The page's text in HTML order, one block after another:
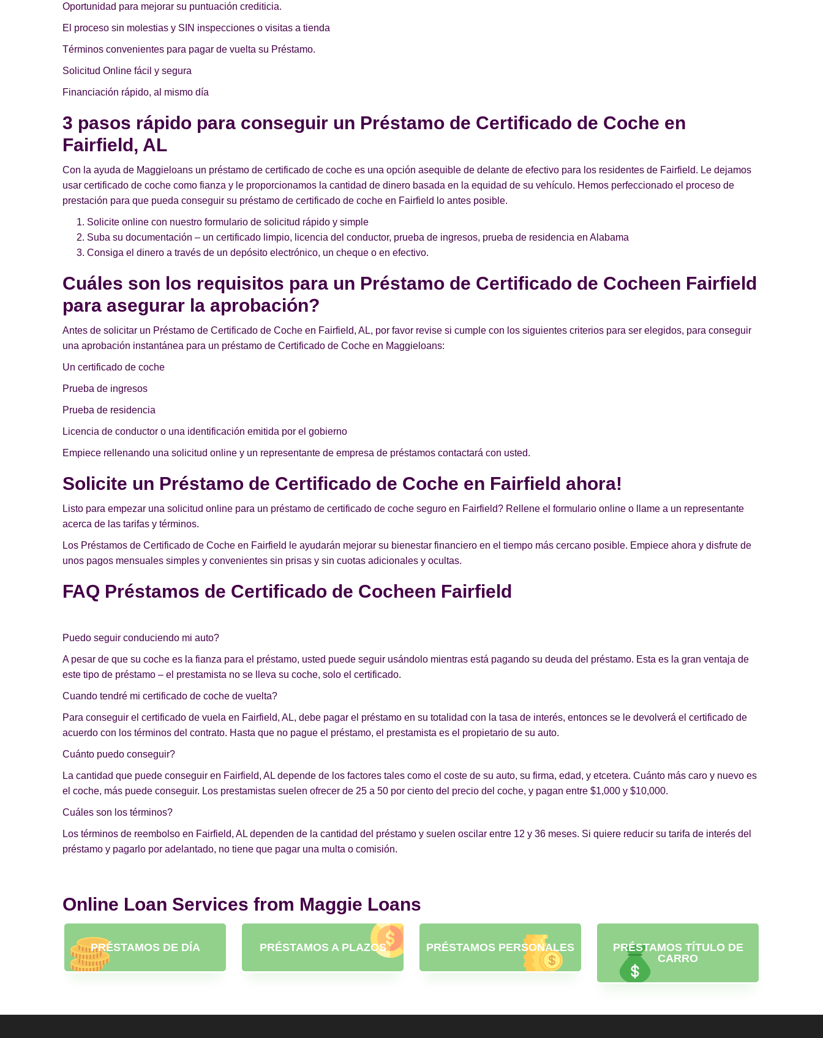
Oportunidad para mejorar su puntuación crediticia.
El proceso sin molestias y SIN inspecciones o visitas a tienda
Términos convenientes para pagar de vuelta su Préstamo.
Solicitud Online fácil y segura
Financiación rápido, al mismo día
3 pasos rápido para conseguir un Préstamo de Certificado de Coche en
Fairfield, AL
Con la ayuda de Maggieloans un préstamo de certificado de coche es una opción asequible de delante de efectivo para los residentes de Fairfield. Le dejamos
usar certificado de coche como fianza y le proporcionamos la cantidad de dinero basada en la equidad de su vehículo. Hemos perfeccionado el proceso de
prestación para que pueda conseguir su préstamo de certificado de coche en Fairfield lo antes posible.
Solicite online con nuestro formulario de solicitud rápido y simple
Suba su documentación – un certificado limpio, licencia del conductor, prueba de ingresos, prueba de residencia en Alabama
Consiga el dinero a través de un depósito electrónico, un cheque o en efectivo.
Cuáles son los requisitos para un Préstamo de Certificado de Cocheen Fairfield
para asegurar la aprobación?
Antes de solicitar un Préstamo de Certificado de Coche en Fairfield, AL, por favor revise si cumple con los siguientes criterios para ser elegidos, para conseguir
una aprobación instantánea para un préstamo de Certificado de Coche en Maggieloans:
Un certificado de coche
Prueba de ingresos
Prueba de residencia
Licencia de conductor o una identificación emitida por el gobierno
Empiece rellenando una solicitud online y un representante de empresa de préstamos contactará con usted.
Solicite un Préstamo de Certificado de Coche en Fairfield ahora!
Listo para empezar una solicitud online para un préstamo de certificado de coche seguro en Fairfield? Rellene el formulario online o llame a un representante
acerca de las tarifas y términos.
Los Préstamos de Certificado de Coche en Fairfield le ayudarán mejorar su bienestar financiero en el tiempo más cercano posible. Empiece ahora y disfrute de
unos pagos mensuales simples y convenientes sin prisas y sin cuotas adicionales y ocultas.
FAQ Préstamos de Certificado de Cocheen Fairfield
Puedo seguir conduciendo mi auto?
A pesar de que su coche es la fianza para el préstamo, usted puede seguir usándolo mientras está pagando su deuda del préstamo. Esta es la gran ventaja de
este tipo de préstamo – el prestamista no se lleva su coche, solo el certificado.
Cuando tendré mi certificado de coche de vuelta?
Para conseguir el certificado de vuela en Fairfield, AL, debe pagar el préstamo en su totalidad con la tasa de interés, entonces se le devolverá el certificado de
acuerdo con los términos del contrato. Hasta que no pague el préstamo, el prestamista es el propietario de su auto.
Cuánto puedo conseguir?
La cantidad que puede conseguir en Fairfield, AL depende de los factores tales como el coste de su auto, su firma, edad, y etcetera. Cuánto más caro y nuevo es
el coche, más puede conseguir. Los prestamistas suelen ofrecer de 25 a 50 por ciento del precio del coche, y pagan entre $1,000 y $10,000.
Cuáles son los términos?
Los términos de reembolso en Fairfield, AL dependen de la cantidad del préstamo y suelen oscilar entre 12 y 36 meses. Si quiere reducir su tarifa de interés del
préstamo y pagarlo por adelantado, no tiene que pagar una multa o comisión.
Online Loan Services from Maggie Loans
PRÉSTAMOS DE DÍA PRÉSTAMOS A PLAZOS PRÉSTAMOS PERSONALES
PRÉSTAMOS TÍTULO DE
CARRO